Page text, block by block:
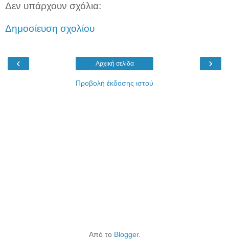
Δεν υπάρχουν σχόλια:
Δημοσίευση σχολίου
‹ ›
Αρχική σελίδα
Προβολή έκδοσης ιστού
Από το Blogger.